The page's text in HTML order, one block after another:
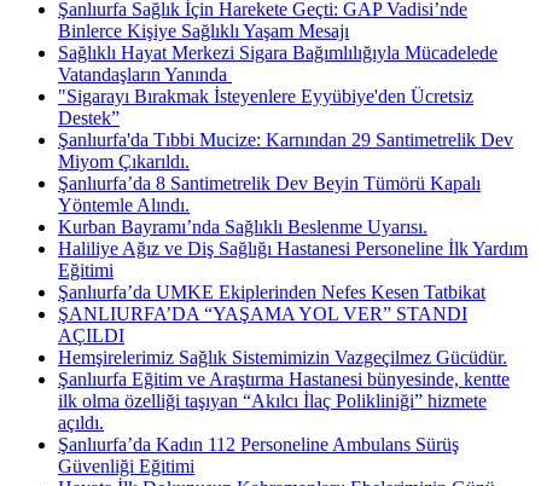
Şanlıurfa Sağlık İçin Harekete Geçti: GAP Vadisi’nde
Binlerce Kişiye Sağlıklı Yaşam Mesajı
Sağlıklı Hayat Merkezi Sigara Bağımlılığıyla Mücadelede
Vatandaşların Yanında ​
"Sigarayı Bırakmak İsteyenlere Eyyübiye'den Ücretsiz
Destek”
Şanlıurfa'da Tıbbi Mucize: Karnından 29 Santimetrelik Dev
Miyom Çıkarıldı.
Şanlıurfa’da 8 Santimetrelik Dev Beyin Tümörü Kapalı
Yöntemle Alındı.
Kurban Bayramı’nda Sağlıklı Beslenme Uyarısı.
Haliliye Ağız ve Diş Sağlığı Hastanesi Personeline İlk Yardım
Eğitimi
Şanlıurfa’da UMKE Ekiplerinden Nefes Kesen Tatbikat
ŞANLIURFA’DA “YAŞAMA YOL VER” STANDI
AÇILDI
Hemşirelerimiz Sağlık Sistemimizin Vazgeçilmez Gücüdür.
Şanlıurfa Eğitim ve Araştırma Hastanesi bünyesinde, kentte
ilk olma özelliği taşıyan “Akılcı İlaç Polikliniği” hizmete
açıldı.
Şanlıurfa’da Kadın 112 Personeline Ambulans Sürüş
Güvenliği Eğitimi